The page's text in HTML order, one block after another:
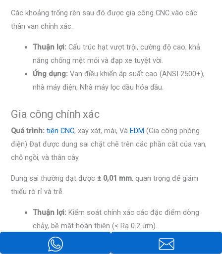
Các khoảng trống rèn sau đó được gia công CNC vào các
thân van chính xác.
Thuận lợi: Cấu trúc hạt vượt trội, cường độ cao, khả
năng chống mệt mỏi và đạp xe tuyệt vời.
Ứng dụng: Van điều khiển áp suất cao (ANSI 2500+),
nhà máy điện, Nhà máy lọc dầu hóa dầu.
Gia công chính xác
Quá trình: tiện CNC, xay xát, mài, Và EDM (Gia công phóng
điện) Đạt được dung sai chặt chẽ trên các phần cắt của van,
chỗ ngồi, và thân cây.
Dung sai thường đạt được± 0,01 mm, quan trọng để giảm
thiểu rò rỉ và trễ.
Thuận lợi: Kiểm soát chính xác các đặc điểm dòng
chảy, bề mặt hoàn thiện (< Ra 0.2 ừm).
Ứng dụng:
Van kim, phích cắm van toàn cầu, Lồng